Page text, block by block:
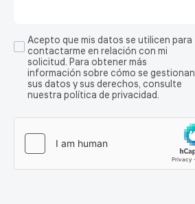
Acepto que mis datos se utilicen para
contactarme en relación con mi
solicitud. Para obtener más
información sobre cómo se gestionan
sus datos y sus derechos, consulte
nuestra política de privacidad.